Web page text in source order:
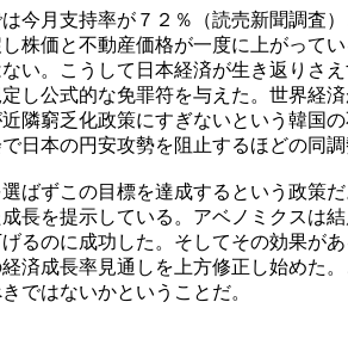
今月支持率が７２％（読売新聞調査
価と不動産価格が一度に上がって
。こうして日本経済が生き返りさ
公式的な免罪符を与えた。世界経
隣窮乏化政策にすぎないという韓国
本の円安攻勢を阻止するほどの同
ばずこの目標を達成するという政策
長を提示している。アベノミクスは
るのに成功した。そしてその効果が
済成長率見通しを上方修正し始めた
ではないかということだ。